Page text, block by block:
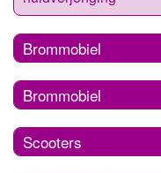
Brommobiel
Brommobiel
Scooters